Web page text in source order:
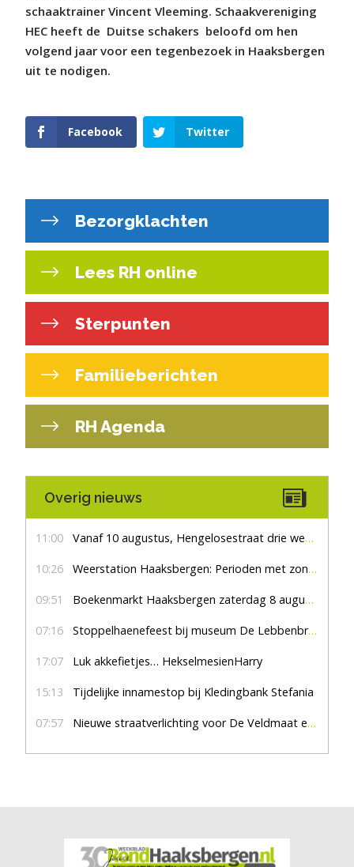
schaaktrainer Vincent Vleeming. Schaakvereniging
HEC heeft de Duitse schakers beloofd om hen
volgend jaar voor een tegenbezoek in Haaksbergen
uit te nodigen.
Facebook Twitter
Bezorgklachten
Lees RH online
Sterpunten
Familieberichten
RH Agenda
Overig nieuws
11:00 Vanaf 10 augustus, Hengelosestraat drie weken dicht voor doorgaand verkeer
10:26 Weerstation Haaksbergen: Perioden met zon en droog
09:51 Boekenmarkt Haaksbergen zaterdag 8 augustus, marktplein Haaksbergen
07:16 Stoppelhaenefeest bij museum De Lebbenbrugge
17:07 Luk akkefietjes… HekselmesienHarry
15:13 Tijdelijke innamestop bij Kledingbank Stefania
07:57 Nieuwe straatverlichting voor De Veldmaat en De Pas